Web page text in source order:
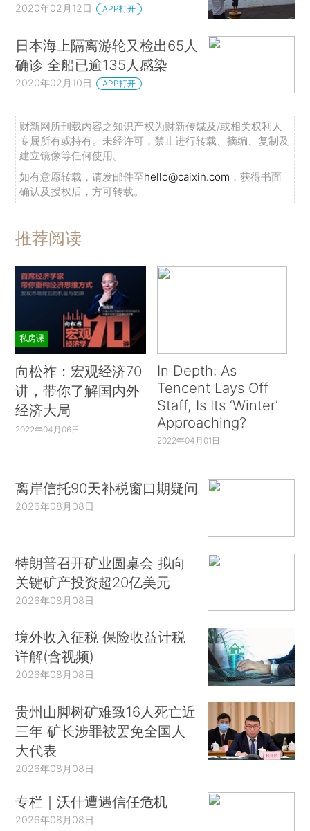
2020年02月12日 APP打开
日本海上隔离游轮又检出65人
确诊 全船已逾135人感染
2020年02月10日 APP打开
财新网所刊载内容之知识产权为财新传媒及/或相关权利人
专属所有或持有。未经许可，禁止进行转载、摘编、复制及
建立镜像等任何使用。
如有意愿转载，请发邮件至hello@caixin.com ，获得书面
确认及授权后，方可转载。
推荐阅读
私房课
向松祚：宏观经济70
讲，带你了解国内外
经济大局
2022年04月06日
In Depth: As
Tencent Lays Off
Staff, Is Its ‘Winter’
Approaching?
2022年04月01日
离岸信托90天补税窗口期疑问
2026年08月08日
特朗普召开矿业圆桌会 拟向
关键矿产投资超20亿美元
2026年08月08日
境外收入征税 保险收益计税
详解(含视频)
2026年08月08日
贵州山脚树矿难致16人死亡近
三年 矿长涉罪被罢免全国人
大代表
2026年08月08日
专栏｜沃什遭遇信任危机
2026年08月08日